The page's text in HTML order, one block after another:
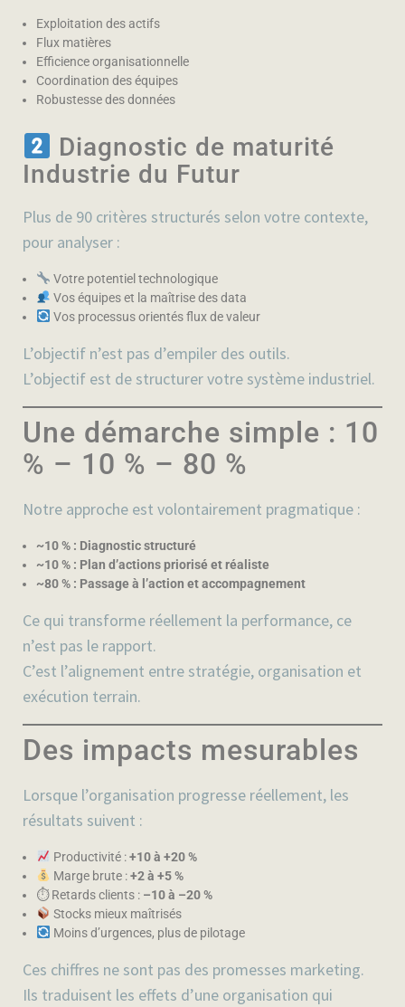
Exploitation des actifs
Flux matières
Efficience organisationnelle
Coordination des équipes
Robustesse des données
Diagnostic de maturité
Industrie du Futur
Plus de 90 critères structurés selon votre contexte,
pour analyser :
Votre potentiel technologique
Vos équipes et la maîtrise des data
Vos processus orientés flux de valeur
L’objectif n’est pas d’empiler des outils.
L’objectif est de structurer votre système industriel.
Une démarche simple : 10
% – 10 % – 80 %
Notre approche est volontairement pragmatique :
~10 % : Diagnostic structuré
~10 % : Plan d’actions priorisé et réaliste
~80 % : Passage à l’action et accompagnement
Ce qui transforme réellement la performance, ce
n’est pas le rapport.
C’est l’alignement entre stratégie, organisation et
exécution terrain.
Des impacts mesurables
Lorsque l’organisation progresse réellement, les
résultats suivent :
Productivité :+10 à +20 %
Marge brute :+2 à +5 %
⏱ Retards clients : –10 à –20 %
Stocks mieux maîtrisés
Moins d’urgences, plus de pilotage
Ces chiffres ne sont pas des promesses marketing.
Ils traduisent les effets d’une organisation qui